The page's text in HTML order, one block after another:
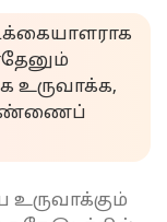
உருவாக்க,